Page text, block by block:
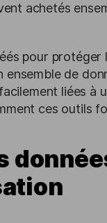
achetés
pour protéger
de
liées à
ces outils